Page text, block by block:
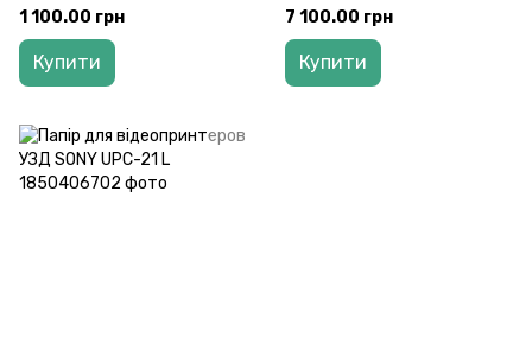
1 100.00 грн
Купити
7 100.00 грн
Купити